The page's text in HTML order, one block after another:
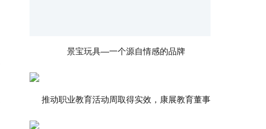
景宝玩具—一个源自情感的品牌
推动职业教育活动周取得实效，康展教育董事